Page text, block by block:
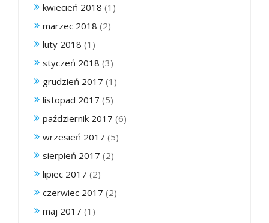
kwiecień 2018 (1)
marzec 2018 (2)
luty 2018 (1)
styczeń 2018 (3)
grudzień 2017 (1)
listopad 2017 (5)
październik 2017 (6)
wrzesień 2017 (5)
sierpień 2017 (2)
lipiec 2017 (2)
czerwiec 2017 (2)
maj 2017 (1)